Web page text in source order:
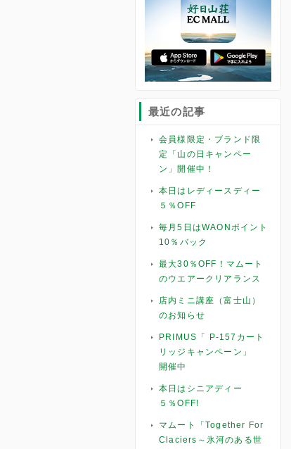
最近の記事
会員様限定・ブランド限
定「山の日キャンペー
ン」開催中！
本日はレディースディー
５％OFF
毎月5日はWAONポイント
10％バック
最大30％OFF！マムート
のウエアークリアランス
店内ミニ講座（富士山）
のお知らせ
PRIMUS「 P-157カート
リッジキャンペーン」
開催中
本日はシニアディー
５％OFF!
マムート「Together For
Claciers～氷河のある世